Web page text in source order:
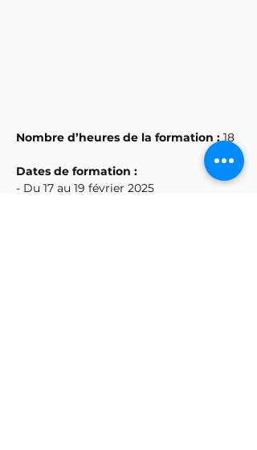
Nombre d’heures de la formation : 18
Dates de formation :
- Du 17 au 19 février 2025